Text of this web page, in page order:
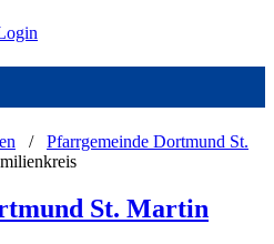
/ Pfarrgemeinde Dortmund St.
St. Martin